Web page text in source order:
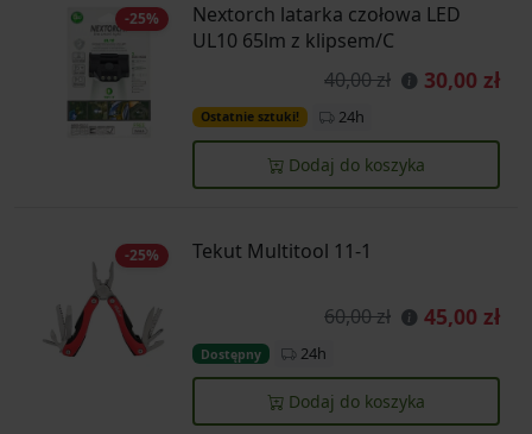
-25%
Nextorch latarka czołowa LED
UL10 65lm z klipsem/C
40,00 zł
30,00 zł
Ostatnie sztuki! 24h
Dodaj do koszyka
-25% Tekut Multitool 11-1
60,00 zł 45,00 zł
Dostępny 24h
Dodaj do koszyka